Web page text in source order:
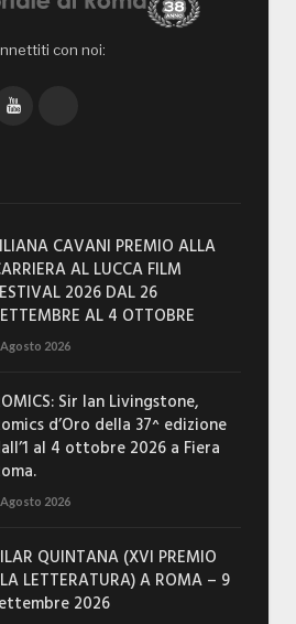
con noi:
YouTube
CAVANI PREMIO ALLA
AL LUCCA FILM
2026 DAL 26
AL 4 OTTOBRE
Agosto 2026
Sir Ian Livingstone,
d’Oro della 37^ edizione
al 4 ottobre 2026 a Fiera
Agosto 2026
QUINTANA (XVI PREMIO
LETTERATURA) A ROMA – 9
2026